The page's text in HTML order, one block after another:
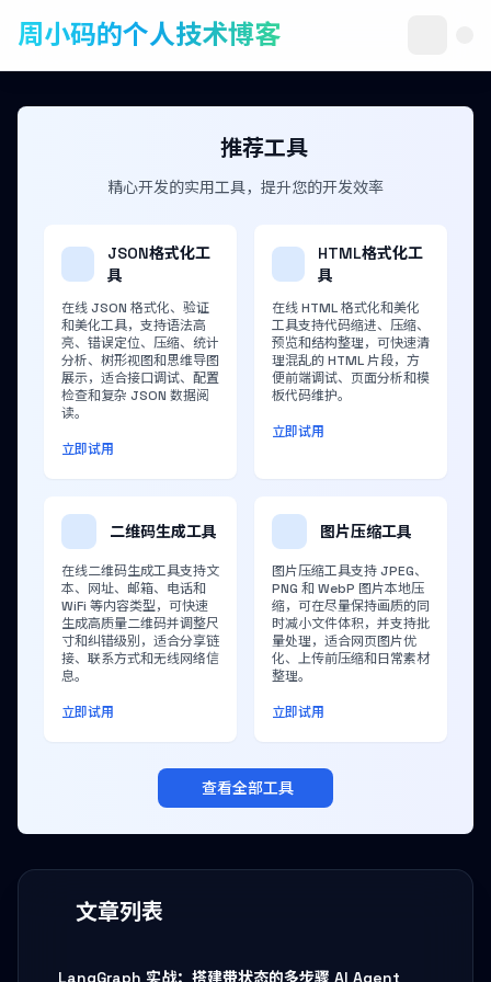
周小码的个人技术博客
文章列表
LangGraph 实战：搭建带状态的多步骤 AI Agent
推荐工具
精心开发的实用工具，提升您的开发效率
JSON格式化工
具
在线 JSON 格式化、验证
和美化工具，支持语法高
亮、错误定位、压缩、统计
分析、树形视图和思维导图
展示，适合接口调试、配置
检查和复杂 JSON 数据阅
读。
立即试用
HTML格式化工
具
在线 HTML 格式化和美化
工具支持代码缩进、压缩、
预览和结构整理，可快速清
理混乱的 HTML 片段，方
便前端调试、页面分析和模
板代码维护。
立即试用
二维码生成工具
在线二维码生成工具支持文
本、网址、邮箱、电话和
WiFi 等内容类型，可快速
生成高质量二维码并调整尺
寸和纠错级别，适合分享链
接、联系方式和无线网络信
息。
立即试用
图片压缩工具
图片压缩工具支持 JPEG、
PNG 和 WebP 图片本地压
缩，可在尽量保持画质的同
时减小文件体积，并支持批
量处理，适合网页图片优
化、上传前压缩和日常素材
整理。
立即试用
查看全部工具